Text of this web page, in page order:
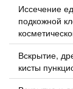
Иссечение
подкожной
Вскрытие,
кисты